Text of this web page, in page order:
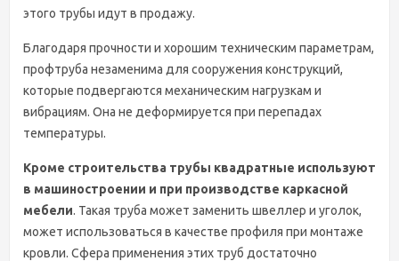
этого трубы идут в продажу.
Благодаря прочности и хорошим техническим параметрам,
профтруба незаменима для сооружения конструкций,
которые подвергаются механическим нагрузкам и
вибрациям. Она не деформируется при перепадах
температуры.
Кроме строительства трубы квадратные используют
в машиностроении и при производстве каркасной
мебели. Такая труба может заменить швеллер и уголок,
может использоваться в качестве профиля при монтаже
кровли. Сфера применения этих труб достаточно